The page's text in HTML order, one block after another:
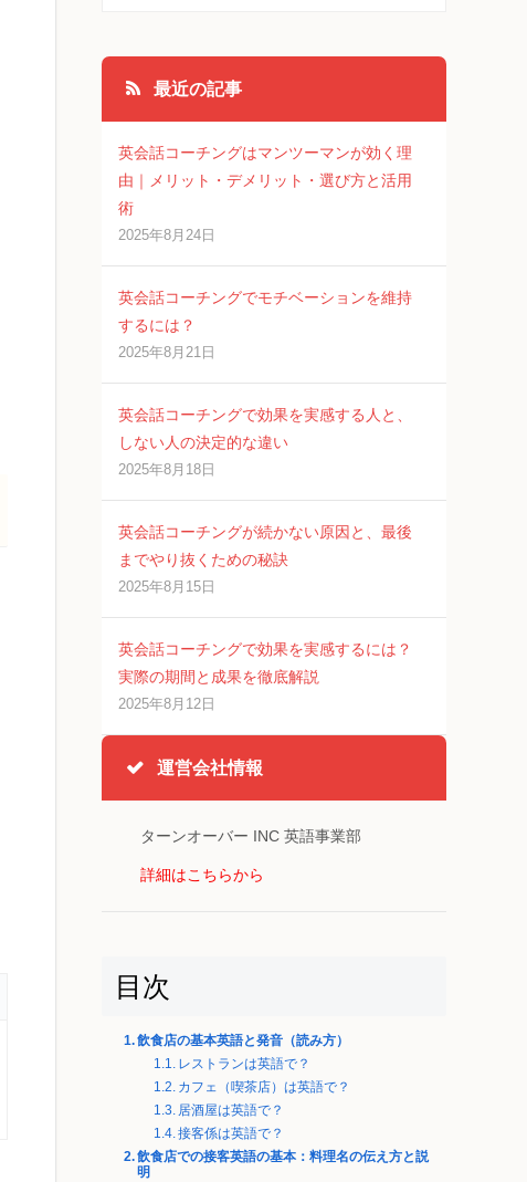
最近の記事
英会話コーチングはマンツーマンが効く理
由｜メリット・デメリット・選び方と活用
術
2025年8月24日
英会話コーチングでモチベーションを維持
するには？
2025年8月21日
英会話コーチングで効果を実感する人と、
しない人の決定的な違い
2025年8月18日
英会話コーチングが続かない原因と、最後
までやり抜くための秘訣
2025年8月15日
英会話コーチングで効果を実感するには？
実際の期間と成果を徹底解説
2025年8月12日
運営会社情報
ターンオーバー INC 英語事業部
詳細はこちらから
目次
飲食店の基本英語と発音（読み方）
レストランは英語で？
カフェ（喫茶店）は英語で？
居酒屋は英語で？
接客係は英語で？
飲食店での接客英語の基本：料理名の伝え方と説
明